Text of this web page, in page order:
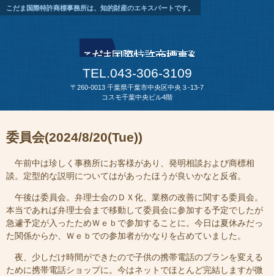
こだま国際特許商標事務所は、知的財産のエキスパートです。
TEL.043-306-3109
〒260-0013 千葉県千葉市中央区中央３-13-7
コスモ千葉中央ビル4階
委員会(2024/8/20(Tue))
午前中は珍しく事務所にお客様があり、発明相談および商標相
談。定型的な説明についてはがあったほうが良いかなと反省。
午後は委員会。弁理士会のＤＸ化、業務の改善に関する委員会。
本当であれば弁理士会まで移動して委員会に参加する予定でしたが
急遽予定が入ったためＷｅｂで参加することに。今日は夏休みだっ
た関係からか、Ｗｅｂでの参加者がかなりを占めていました。
夜、少しだけ時間ができたので子供の携帯電話のプランを変える
ために携帯電話ショップに。今はネットでほとんど完結しますが微